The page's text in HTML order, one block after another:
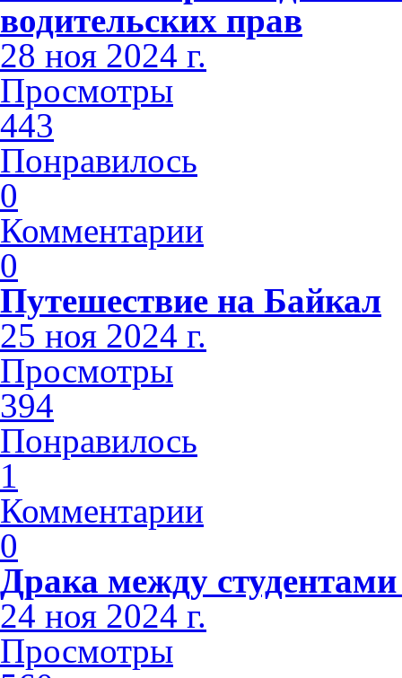
водительских прав
28 ноя 2024 г.
Просмотры
443
Понравилось
0
Комментарии
0
Путешествие на Байкал
25 ноя 2024 г.
Просмотры
394
Понравилось
1
Комментарии
0
Драка между
24 ноя 2024 г.
Просмотры